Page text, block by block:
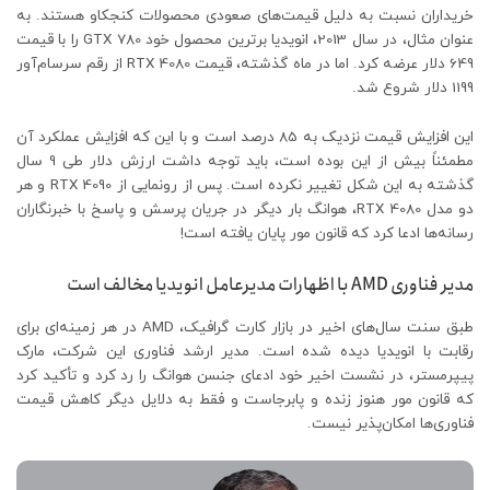
خریداران نسبت به دلیل قیمت‌های صعودی محصولات کنجکاو هستند. به
عنوان مثال، در سال 2013، انویدیا برترین محصول خود GTX 780 را با قیمت
649 دلار عرضه کرد. اما در ماه گذشته، قیمت RTX 4080 از رقم سرسام‌آور
1199 دلار شروع شد.
این افزایش قیمت نزدیک به 85 درصد است و با این که افزایش عملکرد آن
مطمئناً بیش از این بوده است، باید توجه داشت ارزش دلار طی 9 سال
گذشته به این شکل تغییر نکرده است. پس از رونمایی از RTX 4090 و هر
دو مدل RTX 4080، هوانگ بار دیگر در جریان پرسش و پاسخ با خبرنگاران
رسانه‌ها ادعا کرد که قانون مور پایان یافته است!
مدیر فناوری AMD با اظهارات مدیرعامل انویدیا مخالف است
طبق سنت سال‌های اخیر در بازار کارت گرافیک، AMD در هر زمینه‌ای برای
رقابت با انویدیا دیده شده است. مدیر ارشد فناوری این شرکت، مارک
پیپرمستر، در نشست اخیر خود ادعای جنسن هوانگ را رد کرد و تأکید کرد
که قانون مور هنوز زنده و پابرجاست و فقط به دلایل دیگر کاهش قیمت
فناوری‌ها امکان‌پذیر نیست.